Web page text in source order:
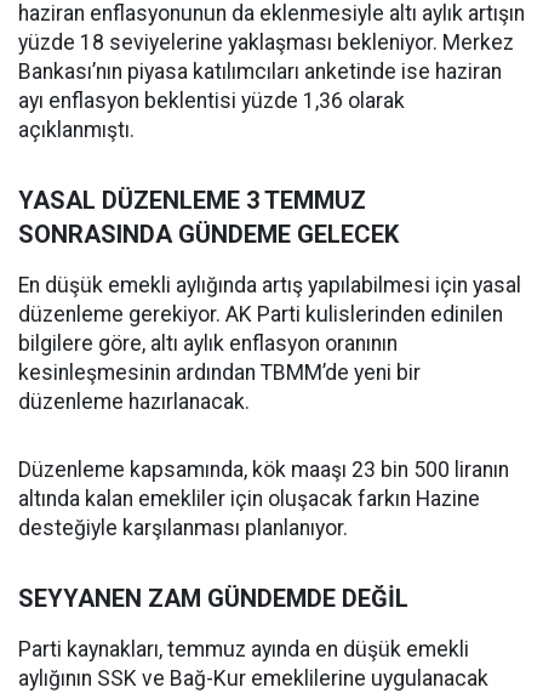
haziran enflasyonunun da eklenmesiyle altı aylık artışın
yüzde 18 seviyelerine yaklaşması bekleniyor. Merkez
Bankası’nın piyasa katılımcıları anketinde ise haziran
ayı enflasyon beklentisi yüzde 1,36 olarak
açıklanmıştı.
YASAL DÜZENLEME 3 TEMMUZ
SONRASINDA GÜNDEME GELECEK
En düşük emekli aylığında artış yapılabilmesi için yasal
düzenleme gerekiyor. AK Parti kulislerinden edinilen
bilgilere göre, altı aylık enflasyon oranının
kesinleşmesinin ardından TBMM’de yeni bir
düzenleme hazırlanacak.
Düzenleme kapsamında, kök maaşı 23 bin 500 liranın
altında kalan emekliler için oluşacak farkın Hazine
desteğiyle karşılanması planlanıyor.
SEYYANEN ZAM GÜNDEMDE DEĞİL
Parti kaynakları, temmuz ayında en düşük emekli
aylığının SSK ve Bağ-Kur emeklilerine uygulanacak